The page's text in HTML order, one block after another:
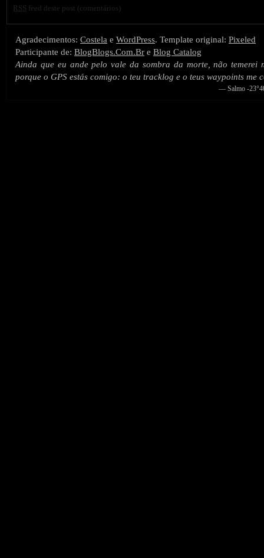
RSS feed deste post (comentários)
Agradecimentos: Costela e WordPress. Template original: Pixeled
Participante de: BlogBlogs.Com.Br e Blog Catalog
Ainda que eu ande pelo vale da sombra da morte, não temerei
porque o GPS estás comigo: o teu tracklog e o teus waypoints me
— Salmo -